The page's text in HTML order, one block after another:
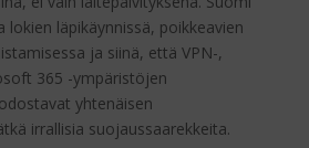
lokien läpikäynnissä, poikkeavien
ja siinä, että VPN-,
365 -ympäristöjen
yhtenäisen
irrallisia suojaussaarekkeita.